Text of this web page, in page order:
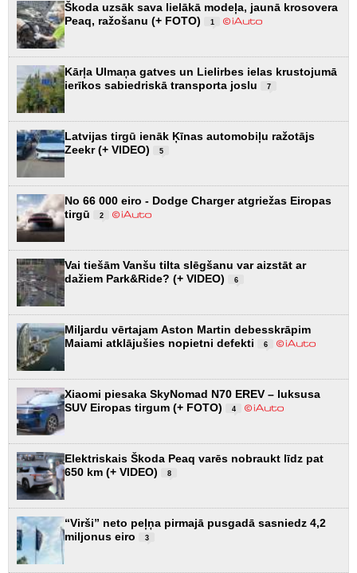
Škoda uzsāk sava lielākā modeļa, jaunā krosovera
Peaq, ražošanu (+ FOTO)
1
Kārļa Ulmaņa gatves un Lielirbes ielas krustojumā
ierīkos sabiedriskā transporta joslu
7
Latvijas tirgū ienāk Ķīnas automobiļu ražotājs
Zeekr (+ VIDEO)
5
No 66 000 eiro - Dodge Charger atgriežas Eiropas
tirgū
2
Vai tiešām Vanšu tilta slēgšanu var aizstāt ar
dažiem Park&Ride? (+ VIDEO)
6
Miljardu vērtajam Aston Martin debesskrāpim
Maiami atklājušies nopietni defekti
6
Xiaomi piesaka SkyNomad N70 EREV – luksusa
SUV Eiropas tirgum (+ FOTO)
4
Elektriskais Škoda Peaq varēs nobraukt līdz pat
650 km (+ VIDEO)
8
“Virši” neto peļņa pirmajā pusgadā sasniedz 4,2
miljonus eiro
3